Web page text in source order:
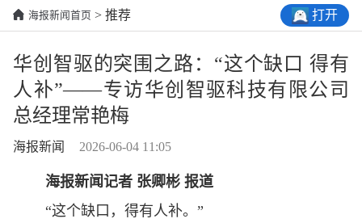
海报新闻首页 > 推荐 打开
华创智驱的突围之路：“这个缺口 得有
人补”——专访华创智驱科技有限公司
总经理常艳梅
海报新闻 2026-06-04 11:05
海报新闻记者 张卿彬 报道
“这个缺口，得有人补。”